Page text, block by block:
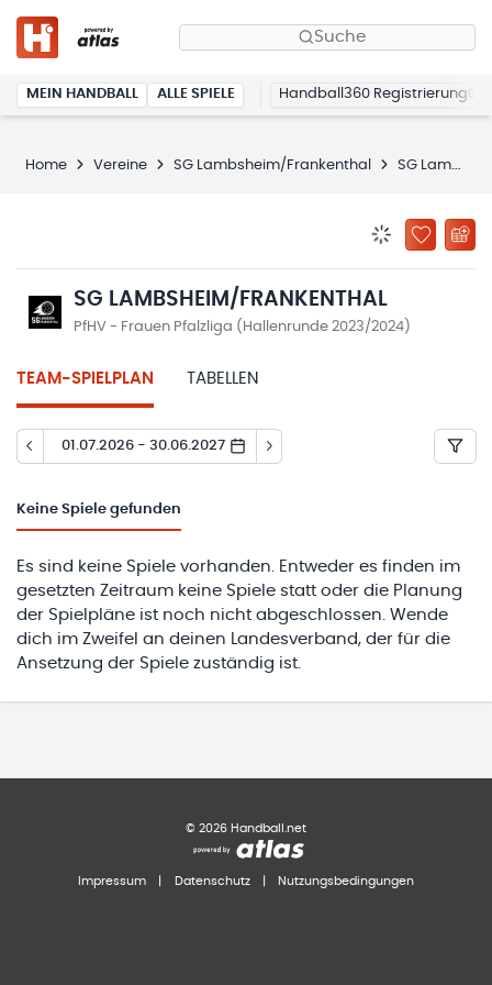
Suche
MEIN HANDBALL ALLE SPIELE Handball360 Registrierung
Home Vereine SG Lambsheim/Frankenthal SG Lambsheim/Frankenthal
ZU
SG LAMBSHEIM/FRANKENTHAL
PfHV - Frauen Pfalzliga (Hallenrunde 2023/2024)
TEAM-SPIELPLAN TABELLEN
01.07.2026 - 30.06.2027
Keine Spiele gefunden
Es sind keine Spiele vorhanden. Entweder es finden im
gesetzten Zeitraum keine Spiele statt oder die Planung
der Spielpläne ist noch nicht abgeschlossen. Wende
dich im Zweifel an deinen Landesverband, der für die
Ansetzung der Spiele zuständig ist.
© 2026 Handball.net
Impressum Datenschutz Nutzungsbedingungen